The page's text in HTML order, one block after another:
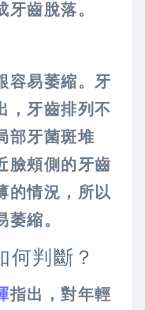
齒脫落。
容易萎縮。牙
，牙齒排列不
部牙菌斑堆
臉頰側的牙齒
的情況，所以
縮。
何判斷？
指出，對年輕